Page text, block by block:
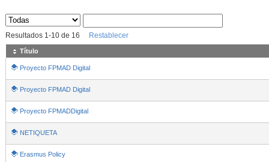
Sus archivos
Resultados 1-10de 16 Restablecer
Título
Proyecto FPMAD Digital
Proyecto FPMAD Digital
Proyecto FPMADDigital
NETIQUETA
Erasmus Policy